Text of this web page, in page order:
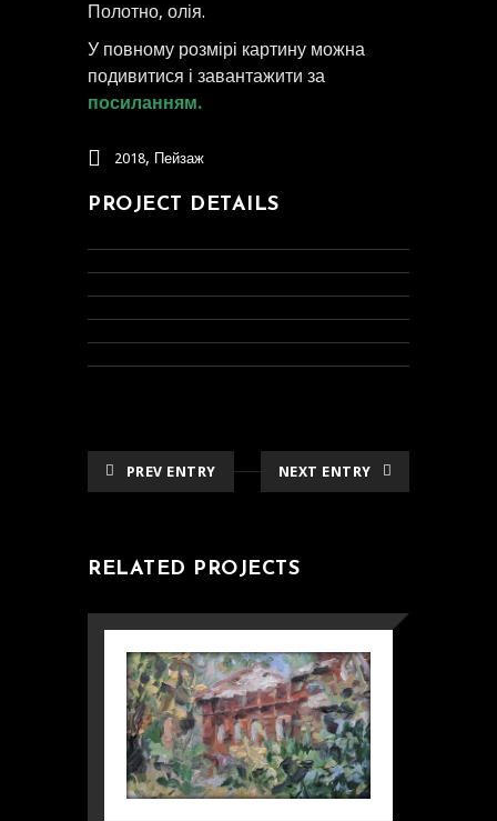
Полотно, олія.
У повному розмірі картину можна
подивитися і завантажити за
посиланням.
2018, Пейзаж
PROJECT DETAILS
PREV ENTRY NEXT ENTRY
RELATED PROJECTS